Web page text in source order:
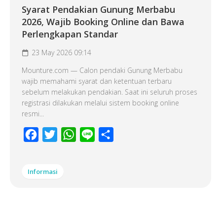
Syarat Pendakian Gunung Merbabu
2026, Wajib Booking Online dan Bawa
Perlengkapan Standar
23 May 2026 09:14
Mounture.com — Calon pendaki Gunung Merbabu
wajib memahami syarat dan ketentuan terbaru
sebelum melakukan pendakian. Saat ini seluruh proses
registrasi dilakukan melalui sistem booking online
resmi...
Facebook
Twitter WhatsApp
Line
Informasi